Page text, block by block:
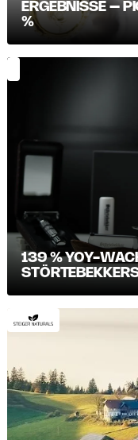
ERGEBNISSE –
%
139 % YOY-